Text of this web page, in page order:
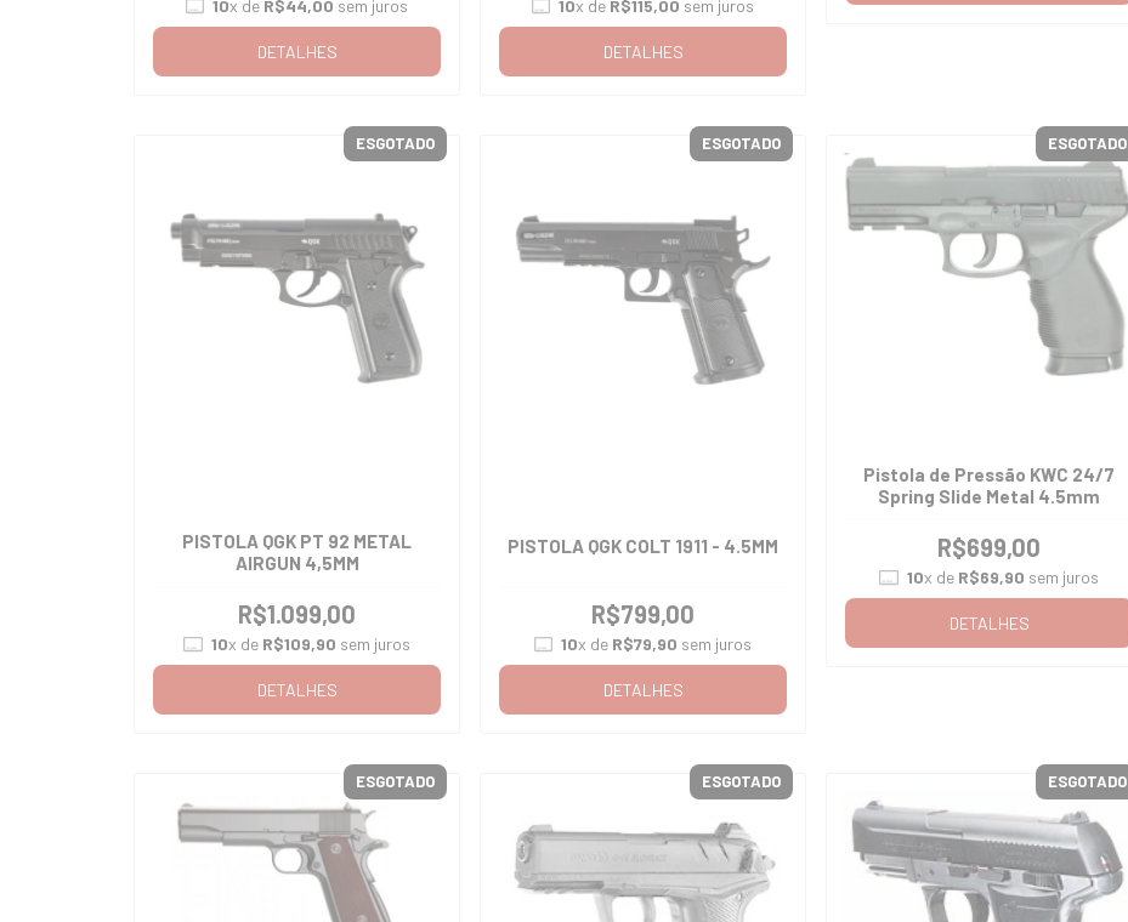
10x de R$44,00 sem juros
DETALHES
10x de R$115,00 sem juros
DETALHES
ESGOTADO
PISTOLA QGK PT 92 METAL
AIRGUN 4,5MM
R$1.099,00
10x de R$109,90 sem juros
DETALHES
ESGOTADO
PISTOLA QGK COLT 1911 - 4.5MM
R$799,00
10x de R$79,90 sem juros
DETALHES
ESGOTADO
Pistola de Pressão KWC 24/7
Spring Slide Metal 4.5mm
R$699,00
10x de R$69,90 sem juros
DETALHES
ESGOTADO ESGOTADO ESGOTADO